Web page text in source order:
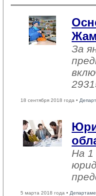
За
18 сентября 2018 года •
На 1
5 марта 2018 года •